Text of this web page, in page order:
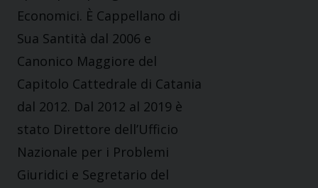
Economici. È Cappellano di
Sua Santità dal 2006 e
Canonico Maggiore del
Capitolo Cattedrale di Catania
dal 2012. Dal 2012 al 2019 è
stato Direttore dell’Ufficio
Nazionale per i Problemi
Giuridici e Segretario del